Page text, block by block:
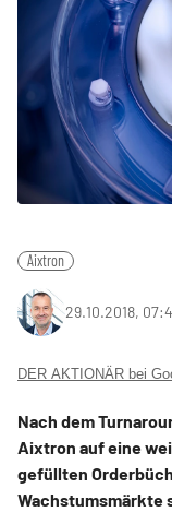
Aixtron
29.10.2018,
DER AKTIONÄR bei
Nach dem
Aixtron auf eine
gefüllten
Wachstumsmärkte